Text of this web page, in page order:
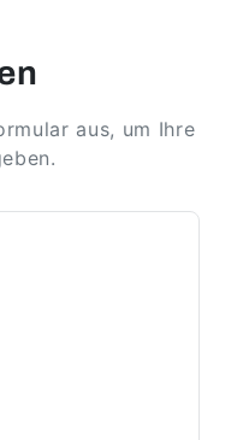
aus, um Ihre